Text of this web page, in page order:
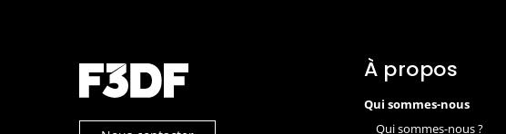
À propos
Qui sommes-nous
Qui sommes-nous ?